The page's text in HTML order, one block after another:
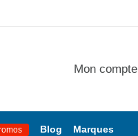
Mon compte
Blog Marques